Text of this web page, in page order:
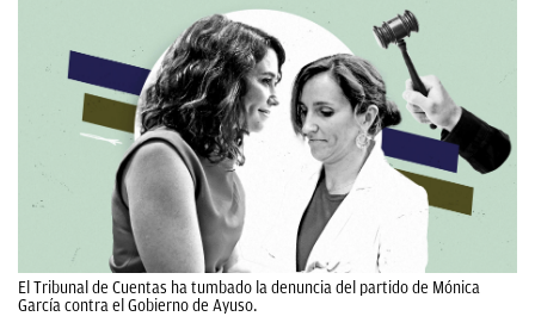
El Tribunal de Cuentas ha tumbado la denuncia del partido de Mónica
García contra el Gobierno de Ayuso.